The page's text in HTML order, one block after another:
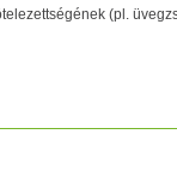
(pl.